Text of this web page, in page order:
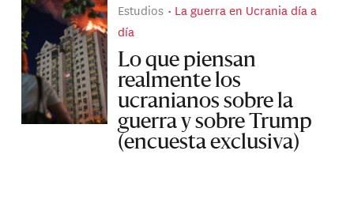
Estudios
La guerra en Ucrania día a
día
Lo que piensan
realmente los
ucranianos sobre la
guerra y sobre Trump
(encuesta exclusiva)